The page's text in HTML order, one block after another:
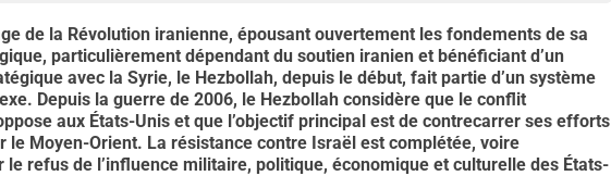
de la Révolution iranienne, épousant ouvertement les fondements de sa
particulièrement dépendant du soutien iranien et bénéficiant d’un
avec la Syrie, le Hezbollah, depuis le début, fait partie d’un système
Depuis la guerre de 2006, le Hezbollah considère que le conflit
aux États-Unis et que l’objectif principal est de contrecarrer ses efforts
le Moyen-Orient. La résistance contre Israël est complétée, voire
le refus de l’influence militaire, politique, économique et culturelle des États-